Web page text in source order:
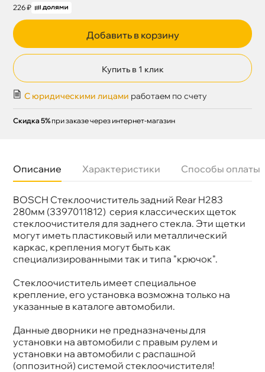
226 ₽
Добавить в корзину
Купить в 1 клик
С юридическими лицами работаем по счету
Скидка 5% при заказе через интернет-магазин
Описание Характеристики Способы оплаты
BOSCH Стеклоочиститель задний Rear H283
280мм (3397011812) серия классических щеток
стеклоочистителя для заднего стекла. Эти щетки
могут иметь пластиковый или металлический
каркас, крепления могут быть как
специализированными так и типа "крючок".
Стеклоочиститель имеет специальное
крепление, его установка возможна только на
указанные в каталоге автомобили.
Данные дворники не предназначены для
установки на автомобили с правым рулем и
установки на автомобили с распашной
(оппозитной) системой стеклоочистителя!
Бренд
BOSCH
Артикул
3 397 011 812
Длина 1, мм
280
Конструкция
Пластиковая
Крепление
Специальное